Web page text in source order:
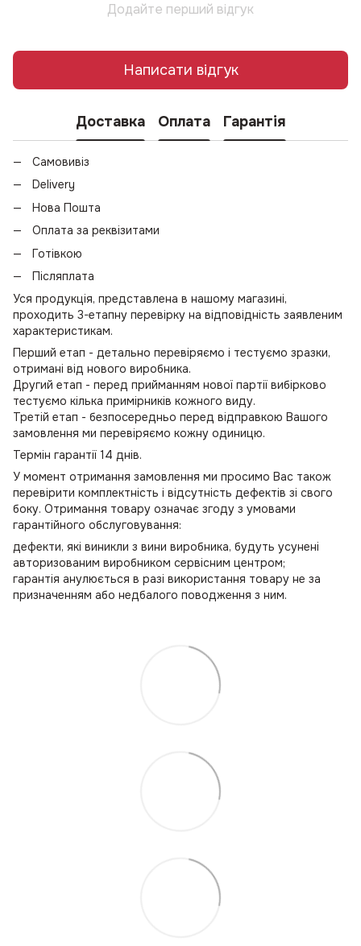
Додайте перший відгук
Написати відгук
Доставка Оплата Гарантія
Самовивіз
Delivery
Нова Пошта
Оплата за реквізитами
Готівкою
Післяплата
Уся продукція, представлена в нашому магазині,
проходить 3-етапну перевірку на відповідність заявленим
характеристикам.
Перший етап - детально перевіряємо і тестуємо зразки,
отримані від нового виробника.
Другий етап - перед прийманням нової партії вибірково
тестуємо кілька примірників кожного виду.
Третій етап - безпосередньо перед відправкою Вашого
замовлення ми перевіряємо кожну одиницю.
Термін гарантії 14 днів.
У момент отримання замовлення ми просимо Вас також
перевірити комплектність і відсутність дефектів зі свого
боку. Отримання товару означає згоду з умовами
гарантійного обслуговування:
дефекти, які виникли з вини виробника, будуть усунені
авторизованим виробником сервісним центром;
гарантія анулюється в разі використання товару не за
призначенням або недбалого поводження з ним.